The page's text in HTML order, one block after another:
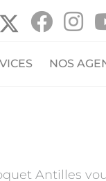
NOS
Antilles